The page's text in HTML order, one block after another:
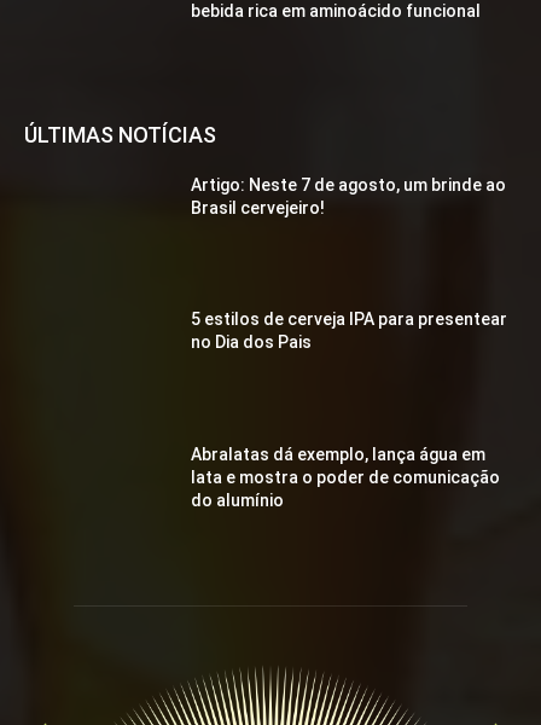
bebida rica em aminoácido funcional
ÚLTIMAS NOTÍCIAS
Artigo: Neste 7 de agosto, um brinde ao
Brasil cervejeiro!
5 estilos de cerveja IPA para presentear
no Dia dos Pais
Abralatas dá exemplo, lança água em
lata e mostra o poder de comunicação
do alumínio